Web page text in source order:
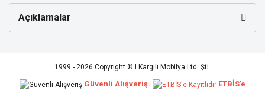
Açıklamalar
1999 - 2026 Copyright © l Kargılı Mobilya Ltd. Şti.
Güvenli Alışveriş ETBİS’e